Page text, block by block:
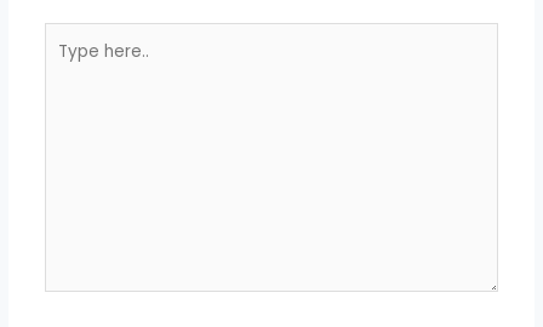
here..